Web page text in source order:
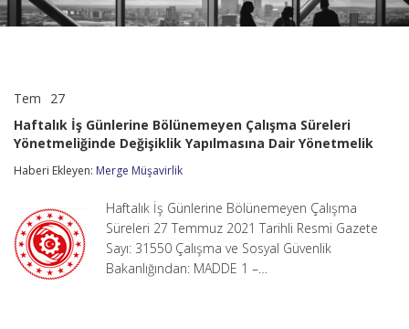
Tem 27
Günlerine
Bölünemeyen
Süreleri
Değişiklik
Yapılmasına
Dair
Yönetmelik
Haftalık İş Günlerine Bölünemeyen Çalışma Süreleri
Yönetmeliğinde Değişiklik Yapılmasına Dair Yönetmelik
Haberi Ekleyen: Merge Müşavirlik
Haftalık İş Günlerine Bölünemeyen Çalışma
Süreleri 27 Temmuz 2021 Tarihli Resmi Gazete
Sayı: 31550 Çalışma ve Sosyal Güvenlik
Bakanlığından: MADDE 1 –…